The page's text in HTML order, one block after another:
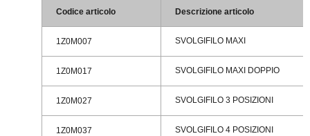
Codice articolo Descrizione articolo
1Z0M007 SVOLGIFILO MAXI
1Z0M017 SVOLGIFILO MAXI DOPPIO
1Z0M027 SVOLGIFILO 3 POSIZIONI
1Z0M037 SVOLGIFILO 4 POSIZIONI